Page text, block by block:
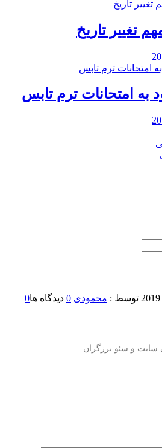
تغییر تاریخ
به امتحانات ترم تابس
توسط : محمودی 0 دیدگاه ها0